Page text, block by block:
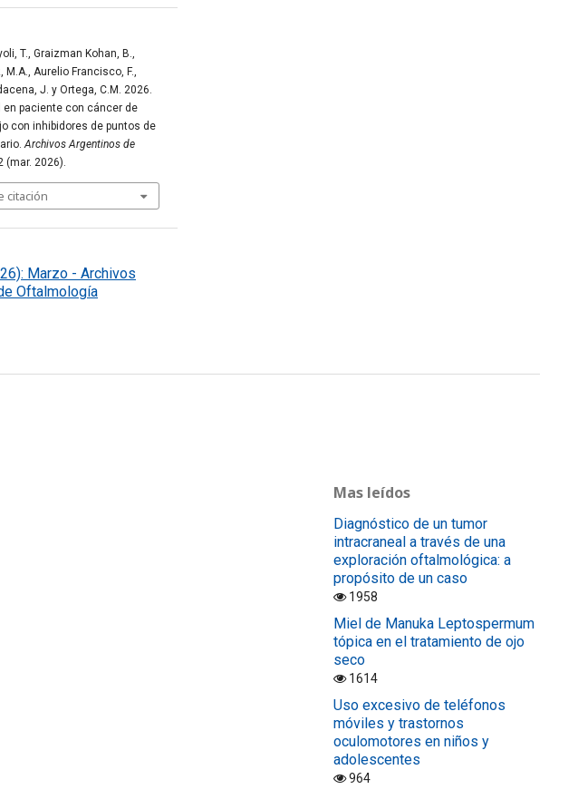
T., Graizman Kohan, B.,
M.A., Aurelio Francisco, F.,
J. y Ortega, C.M. 2026.
en paciente con cáncer de
con inhibidores de puntos de
Archivos Argentinos de
(mar. 2026).
citación
Marzo - Archivos
Oftalmología
Mas leídos
Diagnóstico de un tumor
intracraneal a través de una
exploración oftalmológica: a
propósito de un caso
1958
Miel de Manuka Leptospermum
tópica en el tratamiento de ojo
seco
1614
Uso excesivo de teléfonos
móviles y trastornos
oculomotores en niños y
adolescentes
964